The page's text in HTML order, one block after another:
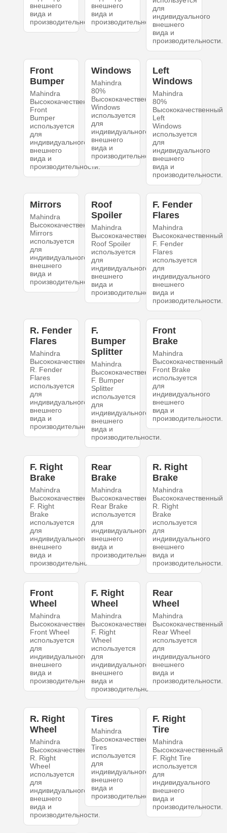
внешнего
вида и
производительности.
внешнего
вида и
производительности.
для
индивидуального
внешнего
вида и
производительности.
Front
Bumper
Mahindra
Высококачественный
Front
Bumper
используется
для
индивидуального
внешнего
вида и
производительности.
Windows
Mahindra
80%
Высококачественный
Windows
используется
для
индивидуального
внешнего
вида и
производительности.
Left
Windows
Mahindra
80%
Высококачественный
Left
Windows
используется
для
индивидуального
внешнего
вида и
производительности.
Mirrors
Mahindra
Высококачественный
Mirrors
используется
для
индивидуального
внешнего
вида и
производительности.
Roof
Spoiler
Mahindra
Высококачественный
Roof Spoiler
используется
для
индивидуального
внешнего
вида и
производительности.
F. Fender
Flares
Mahindra
Высококачественный
F. Fender
Flares
используется
для
индивидуального
внешнего
вида и
производительности.
R. Fender
Flares
Mahindra
Высококачественный
R. Fender
Flares
используется
для
индивидуального
внешнего
вида и
производительности.
F.
Bumper
Splitter
Mahindra
Высококачественный
F. Bumper
Splitter
используется
для
индивидуального
внешнего
вида и
производительности.
Front
Brake
Mahindra
Высококачественный
Front Brake
используется
для
индивидуального
внешнего
вида и
производительности.
F. Right
Brake
Mahindra
Высококачественный
F. Right
Brake
используется
для
индивидуального
внешнего
вида и
производительности.
Rear
Brake
Mahindra
Высококачественный
Rear Brake
используется
для
индивидуального
внешнего
вида и
производительности.
R. Right
Brake
Mahindra
Высококачественный
R. Right
Brake
используется
для
индивидуального
внешнего
вида и
производительности.
Front
Wheel
Mahindra
Высококачественный
Front Wheel
используется
для
индивидуального
внешнего
вида и
производительности.
F. Right
Wheel
Mahindra
Высококачественный
F. Right
Wheel
используется
для
индивидуального
внешнего
вида и
производительности.
Rear
Wheel
Mahindra
Высококачественный
Rear Wheel
используется
для
индивидуального
внешнего
вида и
производительности.
R. Right
Wheel
Mahindra
Высококачественный
R. Right
Wheel
используется
для
индивидуального
внешнего
вида и
производительности.
Tires
Mahindra
Высококачественный
Tires
используется
для
индивидуального
внешнего
вида и
производительности.
F. Right
Tire
Mahindra
Высококачественный
F. Right Tire
используется
для
индивидуального
внешнего
вида и
производительности.